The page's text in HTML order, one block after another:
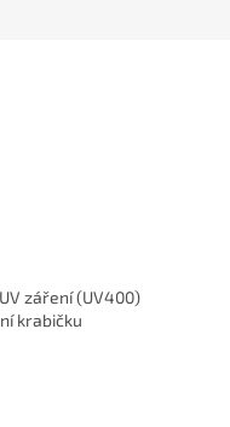
záření (UV400)
krabičku